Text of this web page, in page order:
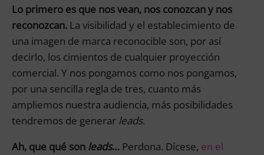
Lo primero es que nos vean, nos conozcan y nos
reconozcan. La visibilidad y el establecimiento de
una imagen de marca reconocible son, por así
decirlo, los cimientos de cualquier proyección
comercial. Y nos pongamos como nos pongamos,
por una sencilla regla de tres, cuanto más
ampliemos nuestra audiencia, más posibilidades
tendremos de generar leads.
Ah, que qué son leads… Perdona. Dícese, en el